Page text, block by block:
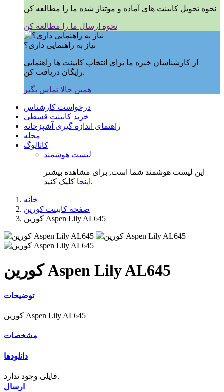
نحوه تحویل کابینت های آماده و موتتاژ شده ما را مطالعه کن
نحوه ارسال ما را مطالعه کن
نیاز به راهنمایی داری؟
از کارشناسان خبره ما برای انتخاب کابینت ها راهنمایی
رایگان دریافت کن.
همین حالا تماس بگیر
درخواست کارشناس
خرید کابینت قسطی
راهنمای اندازه گیری آشپزخانه
مجله
کاتالوگ
لیست هوشمند
این لیست هوشمند شما است, برای مشاهده بیشتر
اینجا کلیک کنید.
خانه
صفحه کابینت کورین
کورین Aspen Lily AL645
کورین Aspen Lily AL645
توضیحات
کورین Aspen Lily AL645
مشخصات
دانلودها
فایلی وجود ندارد.
ارسال